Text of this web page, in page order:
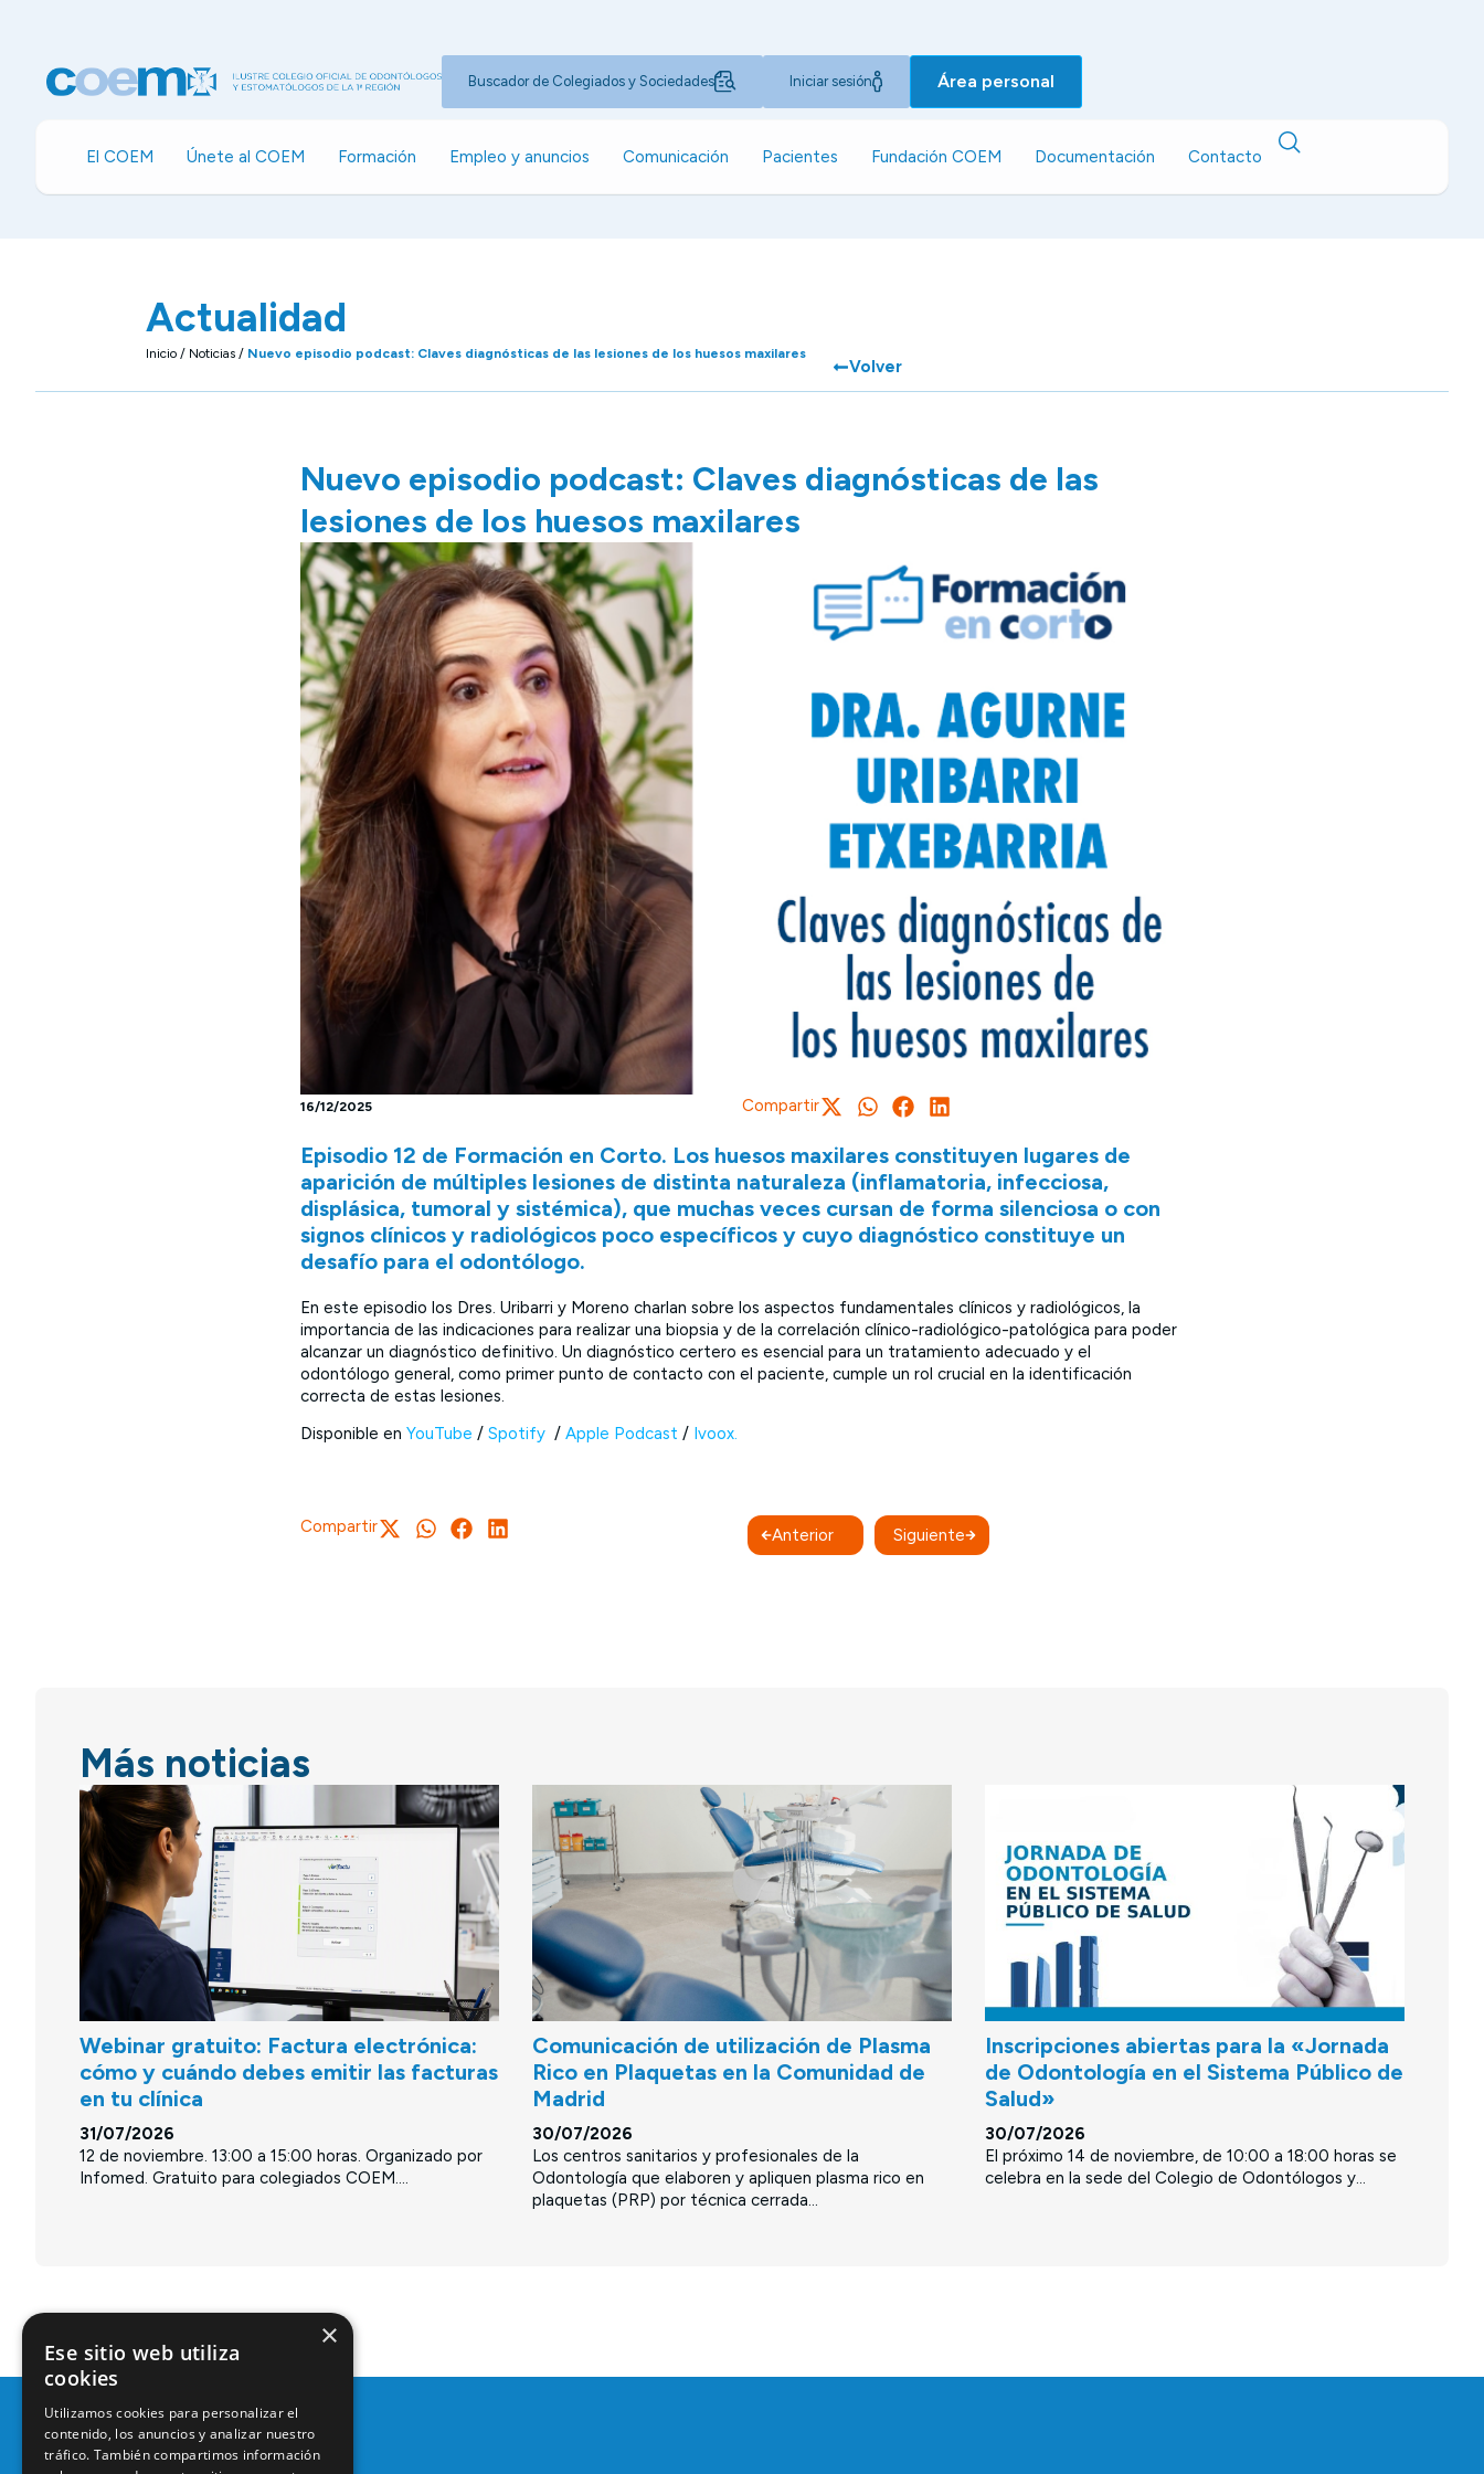
Buscador de Colegiados y Sociedades Iniciar sesión Área personal
El COEM Únete al COEM Formación Empleo y anuncios Comunicación Pacientes Fundación COEM Documentación Contacto
Actualidad
Inicio / Noticias / Nuevo episodio podcast: Claves diagnósticas de las lesiones de los huesos maxilares
Volver
Nuevo episodio podcast: Claves diagnósticas de las
lesiones de los huesos maxilares
16/12/2025 Compartir
Episodio 12 de Formación en Corto. Los huesos maxilares constituyen lugares de
aparición de múltiples lesiones de distinta naturaleza (inflamatoria, infecciosa,
displásica, tumoral y sistémica), que muchas veces cursan de forma silenciosa o con
signos clínicos y radiológicos poco específicos y cuyo diagnóstico constituye un
desafío para el odontólogo.
En este episodio los Dres. Uribarri y Moreno charlan sobre los aspectos fundamentales clínicos y radiológicos, la
importancia de las indicaciones para realizar una biopsia y de la correlación clínico-radiológico-patológica para poder
alcanzar un diagnóstico definitivo. Un diagnóstico certero es esencial para un tratamiento adecuado y el
odontólogo general, como primer punto de contacto con el paciente, cumple un rol crucial en la identificación
correcta de estas lesiones.
Disponible en YouTube / Spotify / Apple Podcast / Ivoox.
Compartir Anterior Siguiente
Más noticias
Webinar gratuito: Factura electrónica:
cómo y cuándo debes emitir las facturas
en tu clínica
31/07/2026
12 de noviembre. 13:00 a 15:00 horas. Organizado por
Infomed. Gratuito para colegiados COEM....
Comunicación de utilización de Plasma
Rico en Plaquetas en la Comunidad de
Madrid
30/07/2026
Los centros sanitarios y profesionales de la
Odontología que elaboren y apliquen plasma rico en
plaquetas (PRP) por técnica cerrada...
Inscripciones abiertas para la «Jornada
de Odontología en el Sistema Público de
Salud»
30/07/2026
El próximo 14 de noviembre, de 10:00 a 18:00 horas se
celebra en la sede del Colegio de Odontólogos y...
×
Ese sitio web utiliza
cookies
Utilizamos cookies para personalizar el
contenido, los anuncios y analizar nuestro
tráfico. También compartimos información